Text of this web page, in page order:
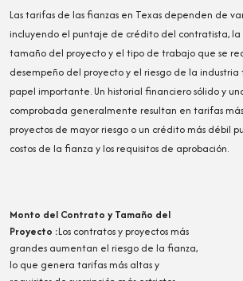
Las tarifas de las fianzas en Texas dependen de
incluyendo el puntaje de crédito del contratista, la
tamaño del proyecto y el tipo de trabajo que se
desempeño del proyecto y el riesgo de la
papel importante. Un historial financiero sólido y
comprobada generalmente resultan en tarifas
proyectos de mayor riesgo o un crédito más débil
costos de la fianza y los requisitos de aprobación.
Monto del Contrato y Tamaño del
Proyecto :Los contratos y proyectos más
grandes aumentan el riesgo de la fianza,
lo que genera tarifas más altas y